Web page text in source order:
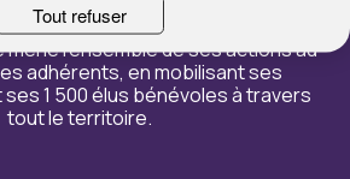
sociale et solidaire
l’ensemble de ses actions au
adhérents, en mobilisant ses
1 500 élus bénévoles à travers
tout le territoire.
Tout refuser